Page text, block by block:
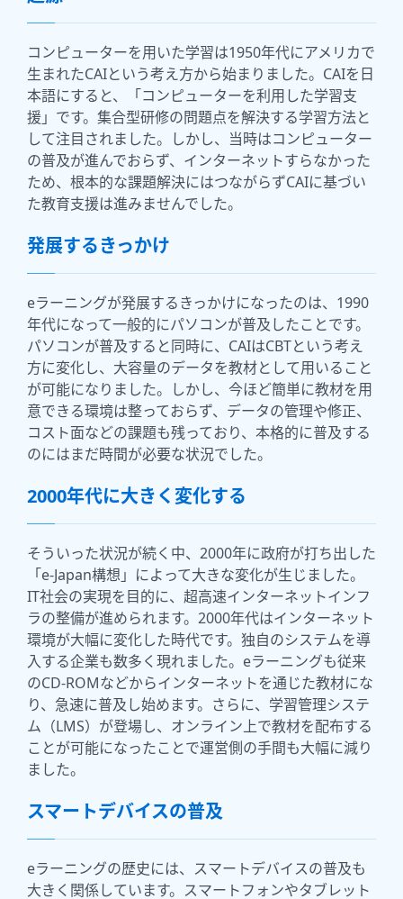
コンピューターを用いた学習は1950年代にアメリカで
生まれたCAIという考え方から始まりました。CAIを日
本語にすると、「コンピューターを利用した学習支
援」です。集合型研修の問題点を解決する学習方法と
して注目されました。しかし、当時はコンピューター
の普及が進んでおらず、インターネットすらなかった
ため、根本的な課題解決にはつながらずCAIに基づい
た教育支援は進みませんでした。
発展するきっかけ
eラーニングが発展するきっかけになったのは、1990
年代になって一般的にパソコンが普及したことです。
パソコンが普及すると同時に、CAIはCBTという考え
方に変化し、大容量のデータを教材として用いること
が可能になりました。しかし、今ほど簡単に教材を用
意できる環境は整っておらず、データの管理や修正、
コスト面などの課題も残っており、本格的に普及する
のにはまだ時間が必要な状況でした。
2000年代に大きく変化する
そういった状況が続く中、2000年に政府が打ち出した
「e-Japan構想」によって大きな変化が生じました。
IT社会の実現を目的に、超高速インターネットインフ
ラの整備が進められます。2000年代はインターネット
環境が大幅に変化した時代です。独自のシステムを導
入する企業も数多く現れました。eラーニングも従来
のCD-ROMなどからインターネットを通じた教材にな
り、急速に普及し始めます。さらに、学習管理システ
ム（LMS）が登場し、オンライン上で教材を配布する
ことが可能になったことで運営側の手間も大幅に減り
ました。
スマートデバイスの普及
eラーニングの歴史には、スマートデバイスの普及も
大きく関係しています。スマートフォンやタブレット